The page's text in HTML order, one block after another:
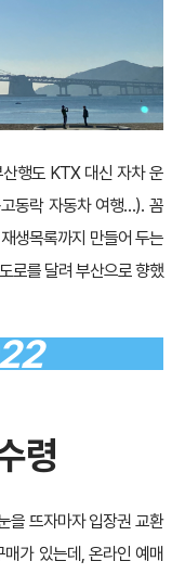
행도 KTX 대신 자차 운
동락 자동차 여행…). 꼼
생목록까지 만들어 두는
로를 달려 부산으로 향했
령
을 뜨자마자 입장권 교환
가 있는데, 온라인 예매